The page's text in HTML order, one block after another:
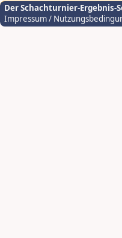
Der Schachturnier-Ergebnis-
Impressum /